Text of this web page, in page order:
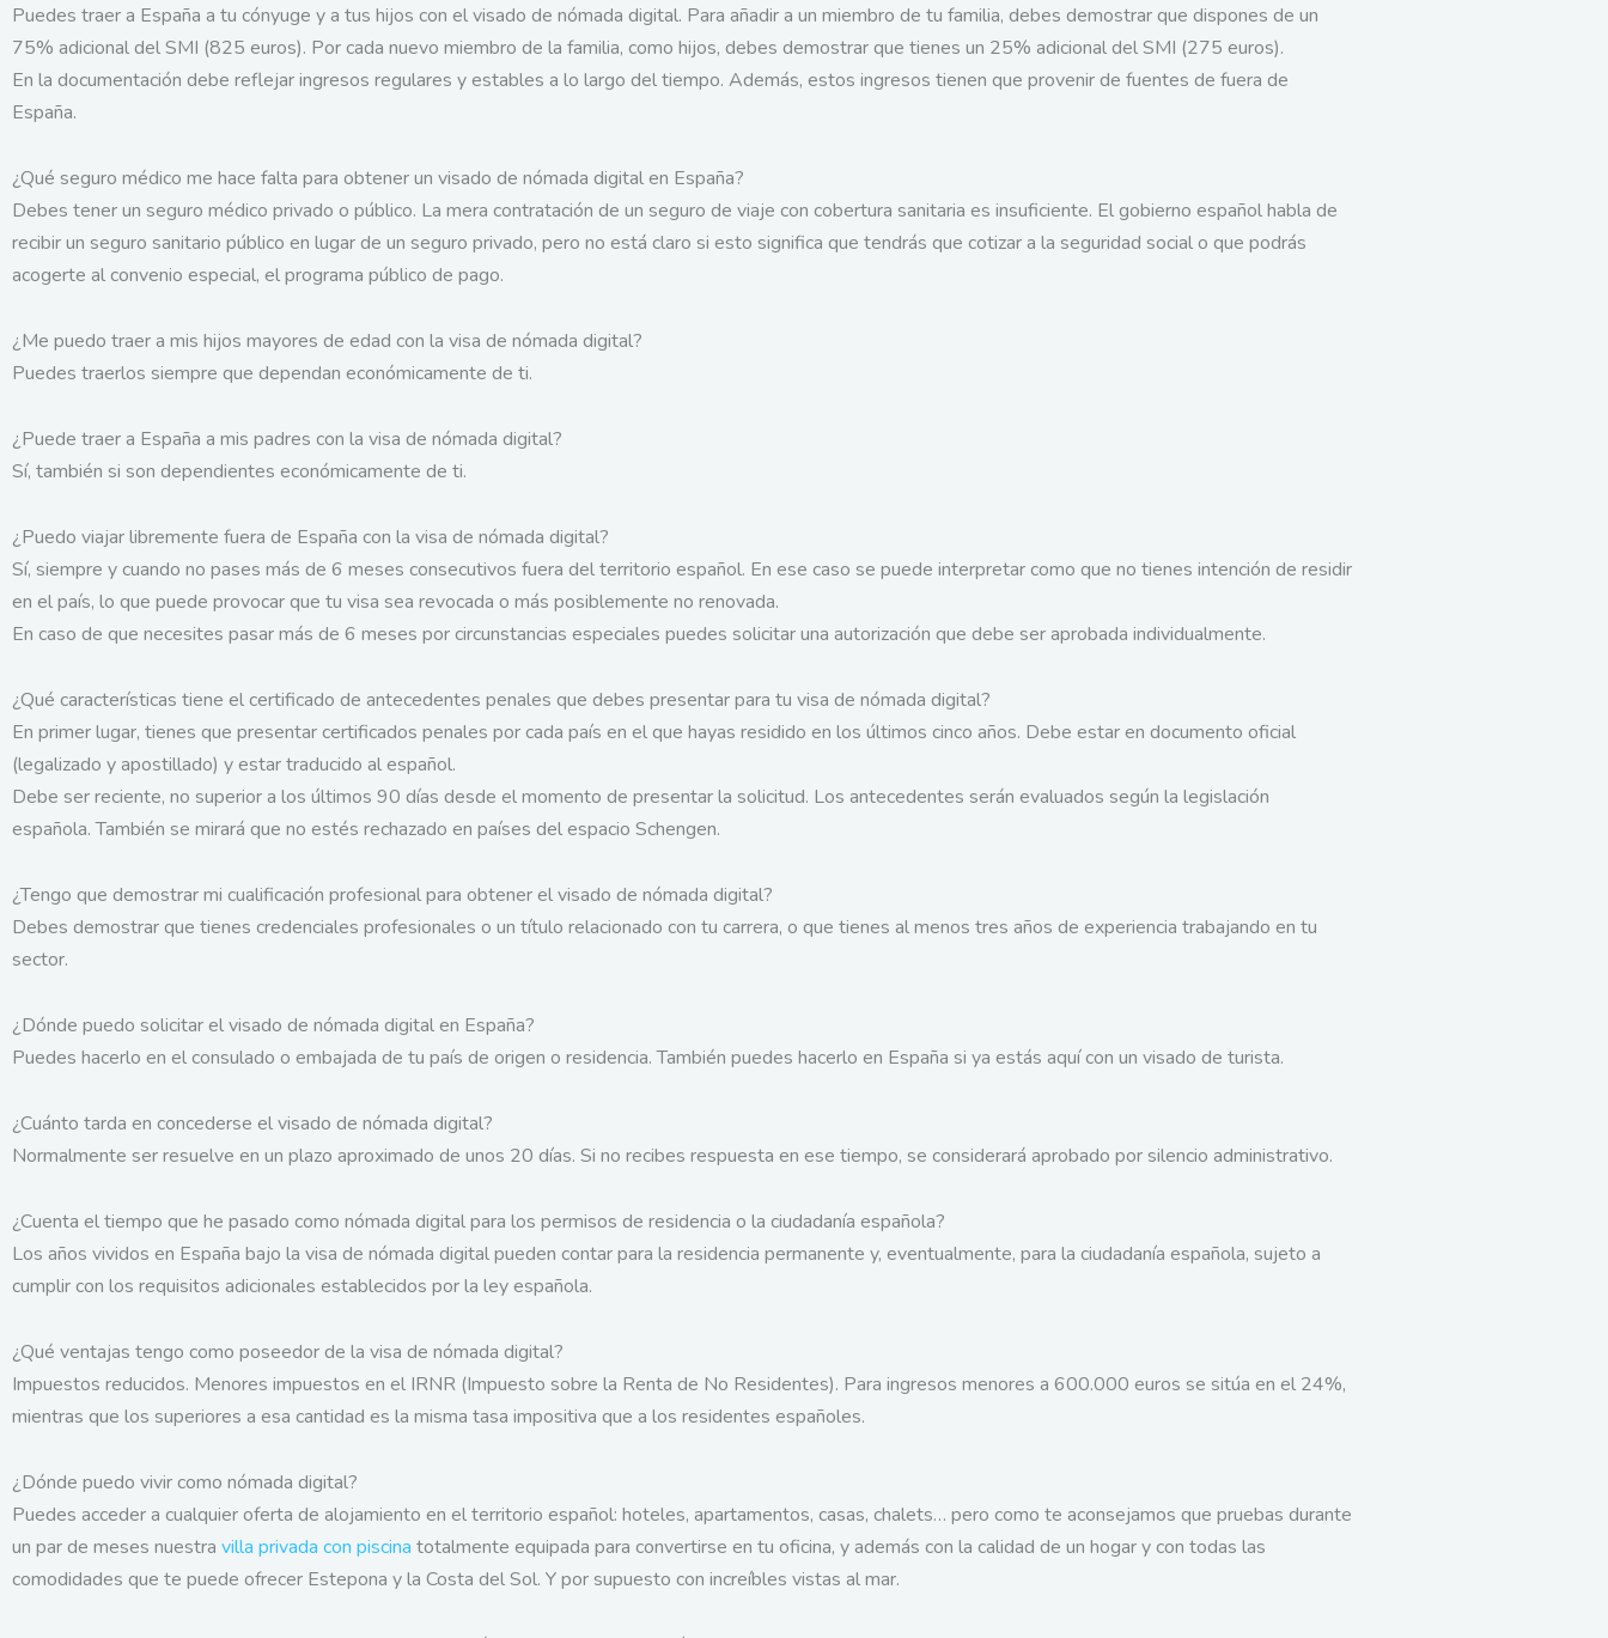
Puedes traer a España a tu cónyuge y a tus hijos con el visado de nómada digital. Para añadir a un miembro de tu familia, debes demostrar que dispones de un
75% adicional del SMI (825 euros). Por cada nuevo miembro de la familia, como hijos, debes demostrar que tienes un 25% adicional del SMI (275 euros).
En la documentación debe reflejar ingresos regulares y estables a lo largo del tiempo. Además, estos ingresos tienen que provenir de fuentes de fuera de
España.
¿Qué seguro médico me hace falta para obtener un visado de nómada digital en España?
Debes tener un seguro médico privado o público. La mera contratación de un seguro de viaje con cobertura sanitaria es insuficiente. El gobierno español habla de
recibir un seguro sanitario público en lugar de un seguro privado, pero no está claro si esto significa que tendrás que cotizar a la seguridad social o que podrás
acogerte al convenio especial, el programa público de pago.
¿Me puedo traer a mis hijos mayores de edad con la visa de nómada digital?
Puedes traerlos siempre que dependan económicamente de ti.
¿Puede traer a España a mis padres con la visa de nómada digital?
Sí, también si son dependientes económicamente de ti.
¿Puedo viajar libremente fuera de España con la visa de nómada digital?
Sí, siempre y cuando no pases más de 6 meses consecutivos fuera del territorio español. En ese caso se puede interpretar como que no tienes intención de residir
en el país, lo que puede provocar que tu visa sea revocada o más posiblemente no renovada.
En caso de que necesites pasar más de 6 meses por circunstancias especiales puedes solicitar una autorización que debe ser aprobada individualmente.
¿Qué características tiene el certificado de antecedentes penales que debes presentar para tu visa de nómada digital?
En primer lugar, tienes que presentar certificados penales por cada país en el que hayas residido en los últimos cinco años. Debe estar en documento oficial
(legalizado y apostillado) y estar traducido al español.
Debe ser reciente, no superior a los últimos 90 días desde el momento de presentar la solicitud. Los antecedentes serán evaluados según la legislación
española. También se mirará que no estés rechazado en países del espacio Schengen.
¿Tengo que demostrar mi cualificación profesional para obtener el visado de nómada digital?
Debes demostrar que tienes credenciales profesionales o un título relacionado con tu carrera, o que tienes al menos tres años de experiencia trabajando en tu
sector.
¿Dónde puedo solicitar el visado de nómada digital en España?
Puedes hacerlo en el consulado o embajada de tu país de origen o residencia. También puedes hacerlo en España si ya estás aquí con un visado de turista.
¿Cuánto tarda en concederse el visado de nómada digital?
Normalmente ser resuelve en un plazo aproximado de unos 20 días. Si no recibes respuesta en ese tiempo, se considerará aprobado por silencio administrativo.
¿Cuenta el tiempo que he pasado como nómada digital para los permisos de residencia o la ciudadanía española?
Los años vividos en España bajo la visa de nómada digital pueden contar para la residencia permanente y, eventualmente, para la ciudadanía española, sujeto a
cumplir con los requisitos adicionales establecidos por la ley española.
¿Qué ventajas tengo como poseedor de la visa de nómada digital?
Impuestos reducidos. Menores impuestos en el IRNR (Impuesto sobre la Renta de No Residentes). Para ingresos menores a 600.000 euros se sitúa en el 24%,
mientras que los superiores a esa cantidad es la misma tasa impositiva que a los residentes españoles.
¿Dónde puedo vivir como nómada digital?
Puedes acceder a cualquier oferta de alojamiento en el territorio español: hoteles, apartamentos, casas, chalets… pero como te aconsejamos que pruebas durante
un par de meses nuestra villa privada con piscina totalmente equipada para convertirse en tu oficina, y además con la calidad de un hogar y con todas las
comodidades que te puede ofrecer Estepona y la Costa del Sol. Y por supuesto con increíbles vistas al mar.